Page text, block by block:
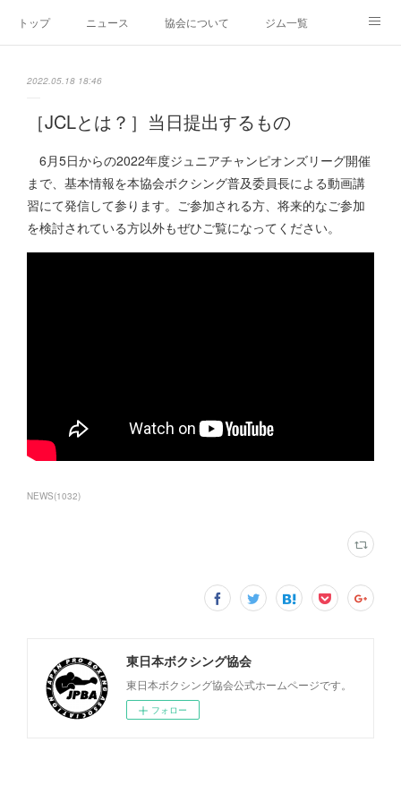
トップ ニュース 協会について ジム一覧
2022.05.18 18:46
［JCLとは？］当日提出するもの
6月5日からの2022年度ジュニアチャンピオンズリーグ開催
まで、基本情報を本協会ボクシング普及委員長による動画講
習にて発信して参ります。ご参加される方、将来的なご参加
を検討されている方以外もぜひご覧になってください。
NEWS(1032)
東日本ボクシング協会
東日本ボクシング協会公式ホームページです。
フォロー